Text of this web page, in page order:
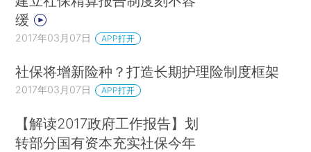
缓
2017年03月07日 APP打开
社保将增新险种？打造长期护理险制度框架
2017年03月07日 APP打开
【解读2017政府工作报告】划
转部分国有资本充实社保今年